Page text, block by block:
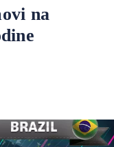
na